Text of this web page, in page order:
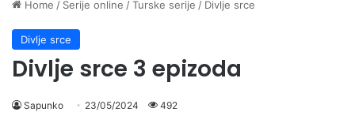
Home / Serije online /Turske serije / Divlje srce
Divlje srce
Divlje srce 3 epizoda
Sapunko 23/05/2024 492